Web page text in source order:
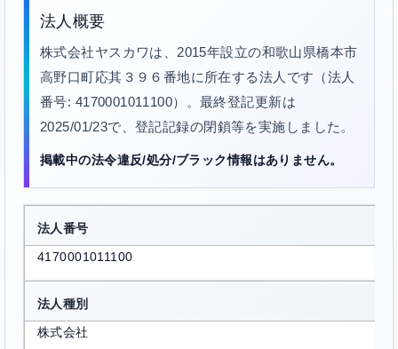
法人概要
株式会社ヤスカワは、2015年設立の和歌山県橋本市
高野口町応其３９６番地に所在する法人です（法人
番号: 4170001011100）。最終登記更新は
2025/01/23で、登記記録の閉鎖等を実施しました。
掲載中の法令違反/処分/ブラック情報はありません。
法人番号
4170001011100
法人種別
株式会社